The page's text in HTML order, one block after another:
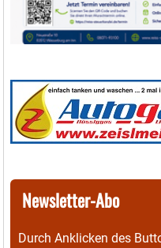
Newsletter-Abo
Durch Anklicken des